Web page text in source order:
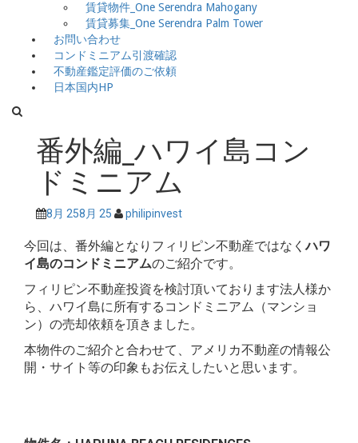
賃貸物件_One Serendra Mahogany
賃貸募集_One Serendra Palm Tower
お問い合わせ
コンドミニアム引渡確認
不動産鑑定評価のご依頼
日本国内HP
番外編_ハワイ島コン
ドミニアム
8月 258月 25 philipinvest
今回は、番外編となりフィリピン不動産ではなくハワ
イ島のコンドミニアムのご紹介です。
フィリピン不動産投資を検討頂いております法人様か
ら、ハワイ島に所有するコンドミニアム（マンショ
ン）の売却依頼を頂きました。
本物件のご紹介と合わせて、アメリカ不動産の情報公
開・サイト等の印象もお伝えしたいと思います。